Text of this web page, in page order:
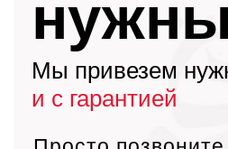
Мы привезем
и с гарантией